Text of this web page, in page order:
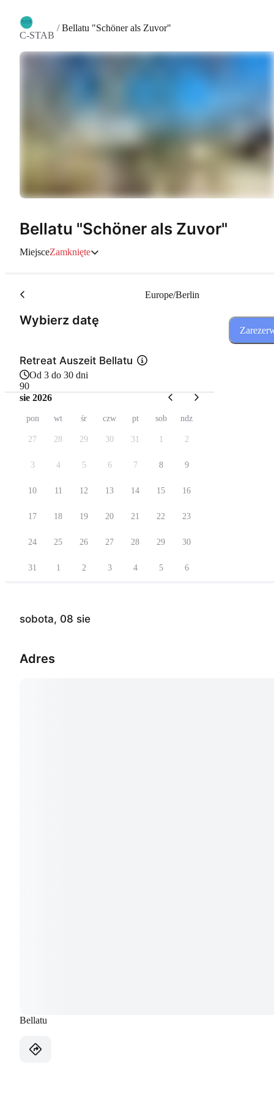
C-STAB
/Bellatu "Schöner als Zuvor"
Bellatu "Schöner als Zuvor"
MiejsceZamknięte
sobota, 08 sie
Adres
Bellatu
Wybierz datę
Europe/Berlin
Retreat Auszeit Bellatu
Od 3 do 30 dni
90
sie 2026
pon wt śr czw pt sob ndz
27 28 29 30 31 1 2
3 4 5 6 7 8 9
10 11 12 13 14 15 16
17 18 19 20 21 22 23
24 25 26 27 28 29 30
31 1 2 3 4 5 6